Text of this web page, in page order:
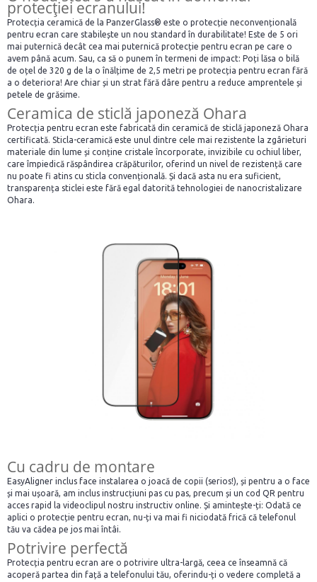
protecției ecranului!
Protecția ceramică de la PanzerGlass® este o protecție neconvențională
pentru ecran care stabilește un nou standard în durabilitate! Este de 5 ori
mai puternică decât cea mai puternică protecție pentru ecran pe care o
avem până acum. Sau, ca să o punem în termeni de impact: Poți lăsa o bilă
de oțel de 320 g de la o înălțime de 2,5 metri pe protecția pentru ecran fără
a o deteriora! Are chiar și un strat fără dâre pentru a reduce amprentele și
petele de grăsime.
Ceramica de sticlă japoneză Ohara
Protecția pentru ecran este fabricată din ceramică de sticlă japoneză Ohara
certificată. Sticla-ceramică este unul dintre cele mai rezistente la zgârieturi
materiale din lume și conține cristale încorporate, invizibile cu ochiul liber,
care împiedică răspândirea crăpăturilor, oferind un nivel de rezistență care
nu poate fi atins cu sticla convențională. Și dacă asta nu era suficient,
transparența sticlei este fără egal datorită tehnologiei de nanocristalizare
Ohara.
Cu cadru de montare
EasyAligner inclus face instalarea o joacă de copii (serios!), și pentru a o face
și mai ușoară, am inclus instrucțiuni pas cu pas, precum și un cod QR pentru
acces rapid la videoclipul nostru instructiv online. Și amintește-ți: Odată ce
aplici o protecție pentru ecran, nu-ți va mai fi niciodată frică că telefonul
tău va cădea pe jos mai întâi.
Potrivire perfectă
Protecția pentru ecran are o potrivire ultra-largă, ceea ce înseamnă că
acoperă partea din față a telefonului tău, oferindu-ți o vedere completă a